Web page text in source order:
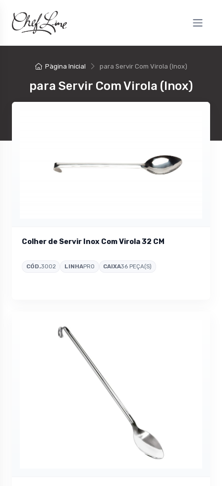
Pàgina Inicial para Servir Com Virola (Inox)
para Servir Com Virola (Inox)
Colher de Servir Inox Com Virola 32 CM
CÓD.3002 LINHAPRO CAIXA36 PEÇA(S)